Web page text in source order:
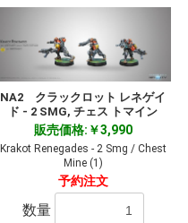
NA2 クラックロット レネゲイ
ド - 2 SMG, チェス トマイン
販売価格:￥3,990
Krakot Renegades - 2 Smg / Chest
Mine (1)
予約注文
数量